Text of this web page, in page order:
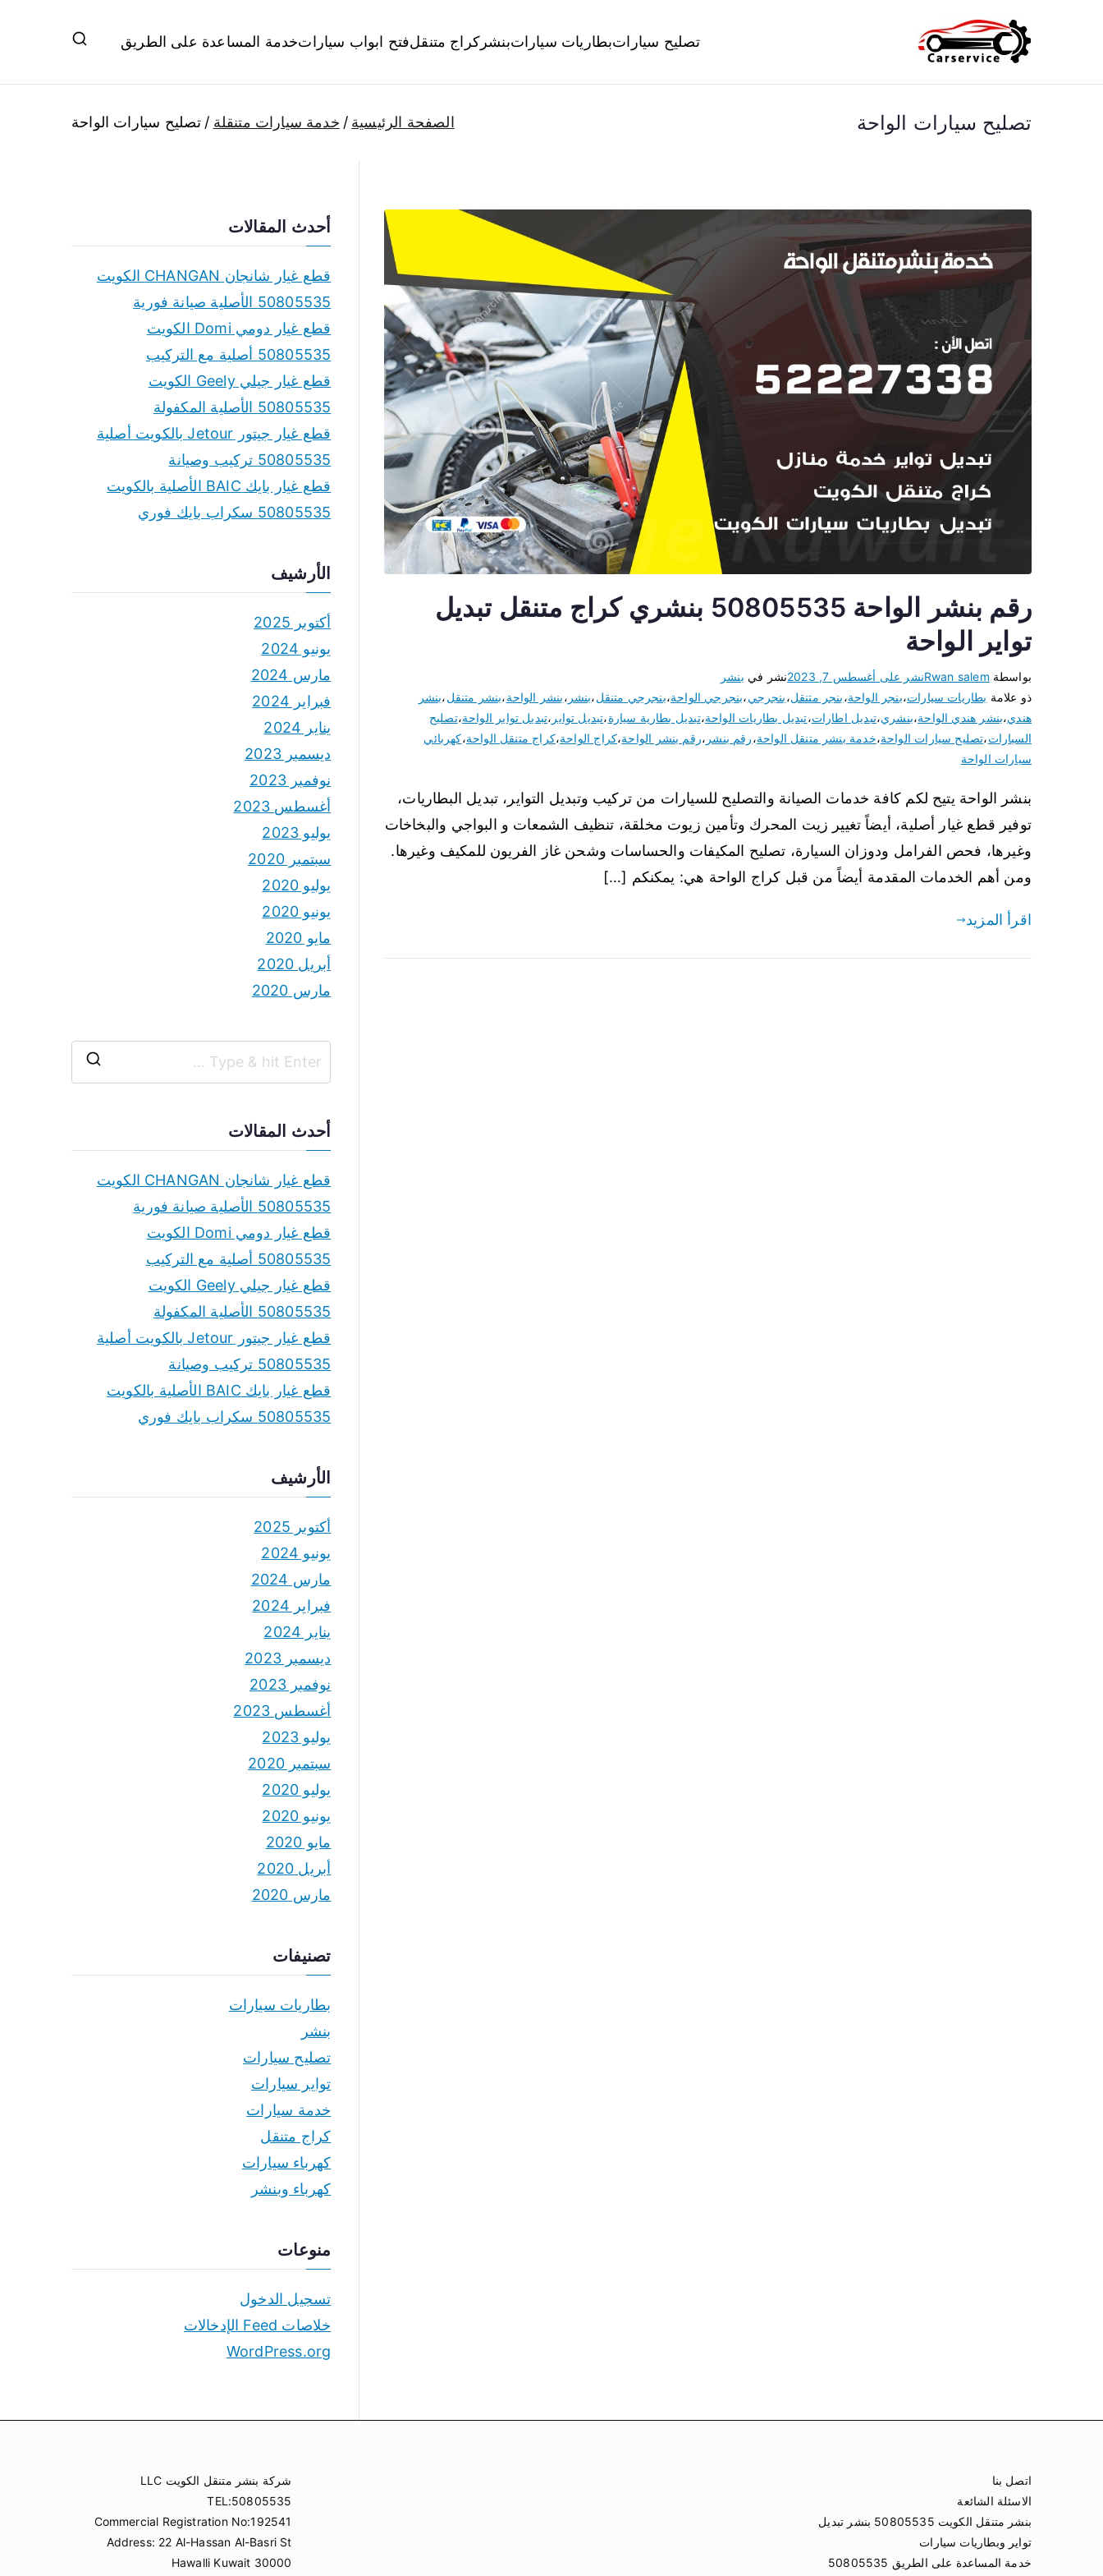
بنشر متنقل الكويت
بنشر متنقل الكويت كهرباء وبنشر تبديل تواير تواير اطارات عجلات تصليح وصيانة سيارات امام المنزل تبديل بطاريات بارخص الاسعار
تصليح سياراتبطاريات سياراتبنشر كراج متنقلفتح ابواب سياراتخدمة المساعدة على الطريق
تصليح سيارات الواحة الصفحة الرئيسية خدمة سيارات متنقلة تصليح سيارات الواحة
رقم بنشر الواحة 50805535 بنشري كراج متنقل تبديل
تواير الواحة
بواسطة Rwan salemنشر على أغسطس 7, 2023 نشر في بنشر
ذو علامة بطاريات سيارات،بنجر الواحة،بنجر متنقل،بنجرجي،بنجرجي الواحة،بنجرجي متنقل،بنشر ،بنشر الواحة،بنشر متنقل،بنشر
هندي،بنشر هندي الواحة،بنشري،تبديل اطارات،تبديل بطاريات الواحة،تبديل بطارية سيارة،تبديل تواير ،تبديل تواير الواحة،تصليح
السيارات،تصليح سيارات الواحة،خدمة بنشر متنقل الواحة،رقم بنشر ،رقم بنشر الواحة،كراج الواحة،كراج متنقل الواحة،كهربائي
سيارات الواحة
بنشر الواحة يتيح لكم كافة خدمات الصيانة والتصليح للسيارات من تركيب وتبديل التواير، تبديل البطاريات،
توفير قطع غيار أصلية، أيضاً تغيير زيت المحرك وتأمين زيوت مخلقة، تنظيف الشمعات و البواجي والبخاخات
وغيرها، فحص الفرامل ودوزان السيارة، تصليح المكيفات والحساسات وشحن غاز الفريون للمكيف وغيرها.
ومن أهم الخدمات المقدمة أيضاً من قبل كراج الواحة هي: يمكنكم […]
اقرأ المزيد
أحدث المقالات
قطع غيار شانجان CHANGAN الكويت
50805535 الأصلية صيانة فورية
قطع غيار دومي Domi الكويت
50805535 أصلية مع التركيب
قطع غيار جيلي Geely الكويت
50805535 الأصلية المكفولة
قطع غيار جيتور Jetour بالكويت أصلية
50805535 تركيب وصيانة
قطع غيار بايك BAIC الأصلية بالكويت
50805535 سكراب بايك فوري
الأرشيف
أكتوبر 2025
يونيو 2024
مارس 2024
فبراير 2024
يناير 2024
ديسمبر 2023
نوفمبر 2023
أغسطس 2023
يوليو 2023
سبتمبر 2020
يوليو 2020
يونيو 2020
مايو 2020
أبريل 2020
مارس 2020
r
أحدث المقالات
قطع غيار شانجان CHANGAN الكويت
50805535 الأصلية صيانة فورية
قطع غيار دومي Domi الكويت
50805535 أصلية مع التركيب
قطع غيار جيلي Geely الكويت
50805535 الأصلية المكفولة
قطع غيار جيتور Jetour بالكويت أصلية
50805535 تركيب وصيانة
قطع غيار بايك BAIC الأصلية بالكويت
50805535 سكراب بايك فوري
الأرشيف
أكتوبر 2025
يونيو 2024
مارس 2024
فبراير 2024
يناير 2024
ديسمبر 2023
نوفمبر 2023
أغسطس 2023
يوليو 2023
سبتمبر 2020
يوليو 2020
يونيو 2020
مايو 2020
أبريل 2020
مارس 2020
تصنيفات
بطاريات سيارات
بنشر
تصليح سيارات
تواير سيارات
خدمة سيارات
كراج متنقل
كهرباء سيارات
كهرباء وبنشر
منوعات
تسجيل الدخول
خلاصات Feed الإدخالات
WordPress.org
اتصل بنا
الاسئلة الشائعة
بنشر متنقل الكويت 50805535 بنشر تبديل
تواير وبطاريات سيارات
خدمة المساعدة على الطريق 50805535
شركة بنشر متنقل الكويت LLC
TEL:50805535
Commercial Registration No:192541
Address: 22 Al-Hassan Al-Basri St
Hawalli Kuwait 30000